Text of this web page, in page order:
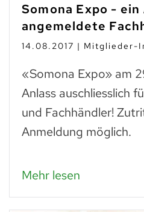
Somona Expo -
angemeldete
14.08.2017 | Mitglieder-
«Somona Expo» am
Anlass auschliesslich
und Fachhändler!
Anmeldung möglich.
Mehr lesen